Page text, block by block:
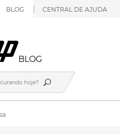
BLOG CENTRAL DE AJUDA
BLOG